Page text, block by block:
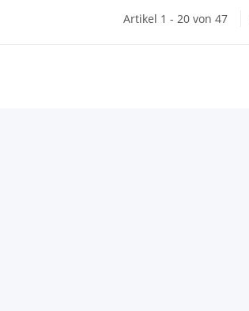
Artikel 1 - 20 von 47